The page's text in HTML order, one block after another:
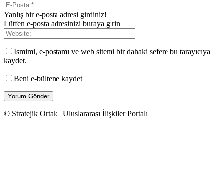
Yanlış bir e-posta adresi girdiniz!
Lütfen e-posta adresinizi buraya girin
Ismimi, e-postamı ve web sitemi bir dahaki sefere bu tarayıcıya
kaydet.
Beni e-bültene kaydet
© Stratejik Ortak | Uluslararası İlişkiler Portalı